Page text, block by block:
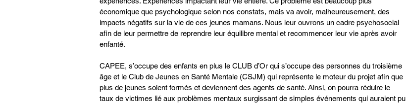
économique que psychologique selon nos constats, mais va avoir, malheureusement, des
impacts négatifs sur la vie de ces jeunes mamans. Nous leur ouvrons un cadre psychosocial
afin de leur permettre de reprendre leur équilibre mental et recommencer leur vie après avoir
enfanté.
CAPEE, s’occupe des enfants en plus le CLUB d’Or qui s’occupe des personnes du troisième
âge et le Club de Jeunes en Santé Mentale (CSJM) qui représente le moteur du projet afin que
plus de jeunes soient formés et deviennent des agents de santé. Ainsi, on pourra réduire le
taux de victimes lié aux problèmes mentaux surgissant de simples événements qui auraient pu